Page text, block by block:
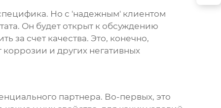
специфика. Но с 'надежным' клиентом
Он будет открыт к обсуждению
за счет качества. Это, конечно,
и других негативных
партнера. Во-первых, это